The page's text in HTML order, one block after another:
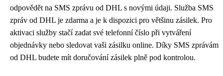
odpovědět na SMS zprávu od DHL s novými údaji. Služba SMS
zpráv od DHL je zdarma a je k dispozici pro většinu zásilek. Pro
aktivaci služby stačí zadat své telefonní číslo při vytváření
objednávky nebo sledovat vaši zásilku online. Díky SMS zprávám
od DHL budete mít doručování zásilek plně pod kontrolou.